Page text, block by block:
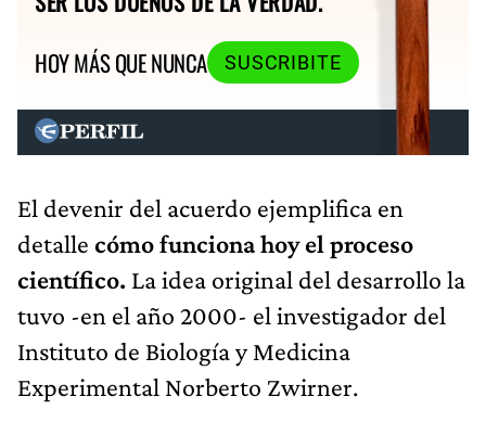
HOY MÁS QUE NUNCA
SUSCRIBITE
El devenir del acuerdo ejemplifica en
detalle cómo funciona hoy el proceso
científico. La idea original del desarrollo la
tuvo -en el año 2000- el investigador del
Instituto de Biología y Medicina
Experimental Norberto Zwirner.